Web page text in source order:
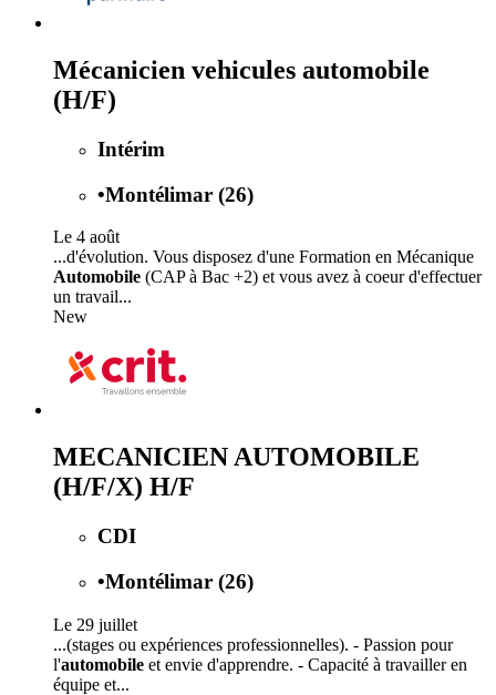
Mécanicien vehicules automobile
(H/F)
Intérim
•Montélimar (26)
Le 4 août
...d'évolution. Vous disposez d'une Formation en Mécanique
Automobile (CAP à Bac +2) et vous avez à coeur d'effectuer
un travail...
New
MECANICIEN AUTOMOBILE
(H/F/X) H/F
CDI
•Montélimar (26)
Le 29 juillet
...(stages ou expériences professionnelles). - Passion pour
l'automobile et envie d'apprendre. - Capacité à travailler en
équipe et...